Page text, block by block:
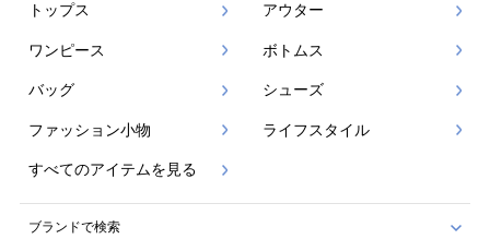
トップス アウター
ワンピース ボトムス
バッグ シューズ
ファッション小物 ライフスタイル
すべてのアイテムを見る
ブランドで検索